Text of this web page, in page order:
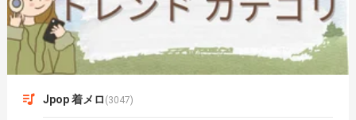
Jpop 着メロ (3047)